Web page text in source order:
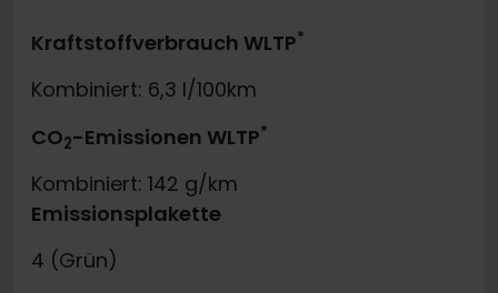
Kraftstoffverbrauch WLTP*
Kombiniert: 6,3 l/100km
CO2-Emissionen WLTP*
Kombiniert: 142 g/km
Emissionsplakette
4 (Grün)